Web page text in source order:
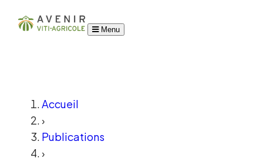
Menu
Accueil
›
Publications
›